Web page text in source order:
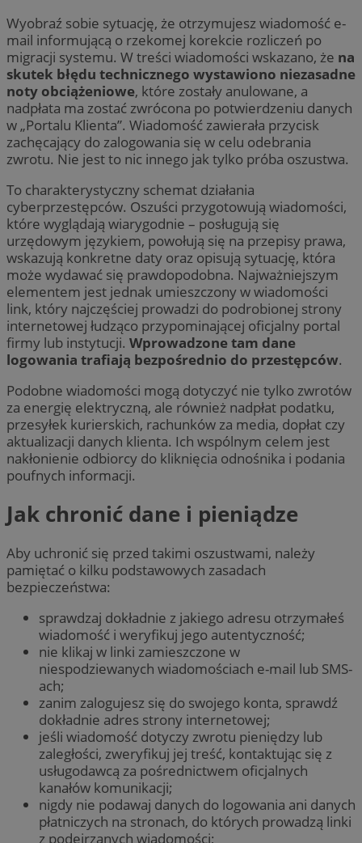
Wyobraź sobie sytuację, że otrzymujesz wiadomość e-
mail informującą o rzekomej korekcie rozliczeń po
migracji systemu. W treści wiadomości wskazano, że na
skutek błędu technicznego wystawiono niezasadne
noty obciążeniowe, które zostały anulowane, a
nadpłata ma zostać zwrócona po potwierdzeniu danych
w „Portalu Klienta”. Wiadomość zawierała przycisk
zachęcający do zalogowania się w celu odebrania
zwrotu. Nie jest to nic innego jak tylko próba oszustwa.
To charakterystyczny schemat działania
cyberprzestępców. Oszuści przygotowują wiadomości,
które wyglądają wiarygodnie – posługują się
urzędowym językiem, powołują się na przepisy prawa,
wskazują konkretne daty oraz opisują sytuację, która
może wydawać się prawdopodobna. Najważniejszym
elementem jest jednak umieszczony w wiadomości
link, który najczęściej prowadzi do podrobionej strony
internetowej łudząco przypominającej oficjalny portal
firmy lub instytucji. Wprowadzone tam dane
logowania trafiają bezpośrednio do przestępców.
Podobne wiadomości mogą dotyczyć nie tylko zwrotów
za energię elektryczną, ale również nadpłat podatku,
przesyłek kurierskich, rachunków za media, dopłat czy
aktualizacji danych klienta. Ich wspólnym celem jest
nakłonienie odbiorcy do kliknięcia odnośnika i podania
poufnych informacji.
Jak chronić dane i pieniądze
Aby uchronić się przed takimi oszustwami, należy
pamiętać o kilku podstawowych zasadach
bezpieczeństwa:
sprawdzaj dokładnie z jakiego adresu otrzymałeś
wiadomość i weryfikuj jego autentyczność;
nie klikaj w linki zamieszczone w
niespodziewanych wiadomościach e-mail lub SMS-
ach;
zanim zalogujesz się do swojego konta, sprawdź
dokładnie adres strony internetowej;
jeśli wiadomość dotyczy zwrotu pieniędzy lub
zaległości, zweryfikuj jej treść, kontaktując się z
usługodawcą za pośrednictwem oficjalnych
kanałów komunikacji;
nigdy nie podawaj danych do logowania ani danych
płatniczych na stronach, do których prowadzą linki
z podejrzanych wiadomości;